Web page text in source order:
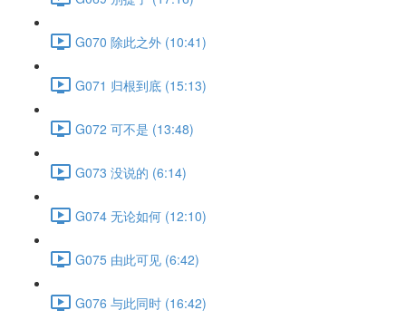
G070 除此之外 (10:41)
G071 归根到底 (15:13)
G072 可不是 (13:48)
G073 没说的 (6:14)
G074 无论如何 (12:10)
G075 由此可见 (6:42)
G076 与此同时 (16:42)